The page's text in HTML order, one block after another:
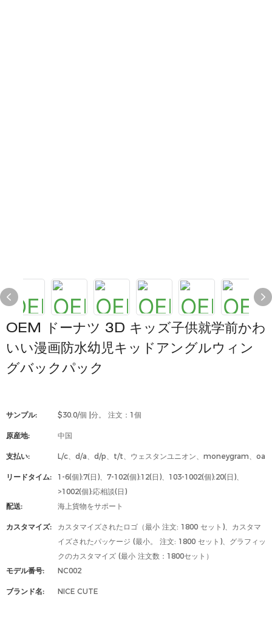
OEM ドーナツ 3D キッズ子供就学前かわ
いい漫画防水幼児キッドアングルウィン
グバックパック
サンプル: $30.0/個 |分。 注文：1個
原産地: 中国
支払い: L/c、d/a、d/p、t/t、ウェスタンユニオン、moneygram、oa
リードタイム:
1-6(個):7(日)、7-102(個):12(日)、103-1002(個):20(日)、
>1002(個):応相談(日)
配送:
海上貨物をサポート
カスタマイズ:
カスタマイズされたロゴ（最小 注文: 1800 セット)、カスタマ
イズされたパッケージ (最小。 注文: 1800 セット)、グラフィッ
クのカスタマイズ (最小 注文数：1800セット）
モデル番号:
NC002
ブランド名: NICE CUTE